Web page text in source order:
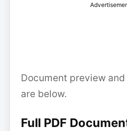
Document preview
are below.
Full PDF